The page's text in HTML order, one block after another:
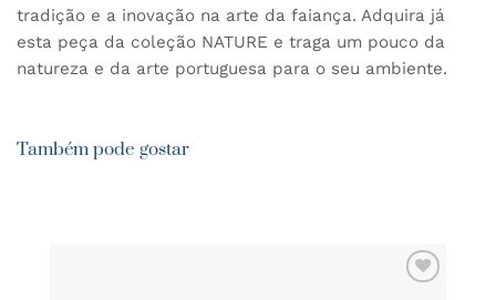
tradição e a inovação na arte da faiança. Adquira já
esta peça da coleção NATURE e traga um pouco da
natureza e da arte portuguesa para o seu ambiente.
Também pode gostar